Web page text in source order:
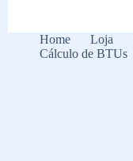
AirFryer
e
AirFryer
Home Loja
Cálculo de BTUs